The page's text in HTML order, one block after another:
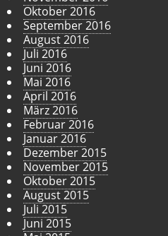
Oktober 2016
September 2016
August 2016
Juli 2016
Juni 2016
Mai 2016
April 2016
März 2016
Februar 2016
Januar 2016
Dezember 2015
November 2015
Oktober 2015
August 2015
Juli 2015
Juni 2015